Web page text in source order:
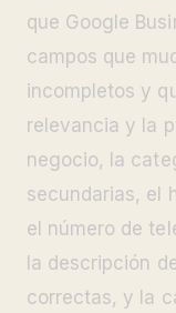
que Google
campos que
incompletos y
relevancia y la
negocio, la
secundarias, el
el número de
la descripción
correctas, y la